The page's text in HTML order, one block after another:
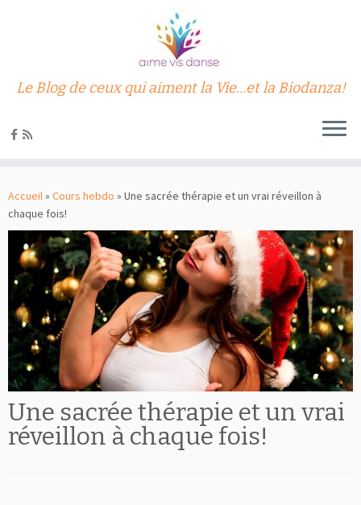
au
contenu
Le Blog de ceux qui aiment la Vie…et la Biodanza!
Accueil» Cours hebdo » Une sacrée thérapie et un vrai réveillon à
chaque fois!
Une sacrée thérapie et un vrai
réveillon à chaque fois!